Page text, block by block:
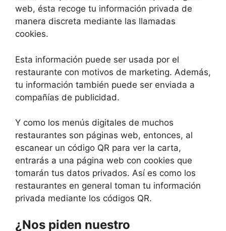
web, ésta recoge tu información privada de
manera discreta mediante las llamadas
cookies.
Esta información puede ser usada por el
restaurante con motivos de marketing. Además,
tu información también puede ser enviada a
compañías de publicidad.
Y como los menús digitales de muchos
restaurantes son páginas web, entonces, al
escanear un código QR para ver la carta,
entrarás a una página web con cookies que
tomarán tus datos privados. Así es como los
restaurantes en general toman tu información
privada mediante los códigos QR.
¿Nos piden nuestro